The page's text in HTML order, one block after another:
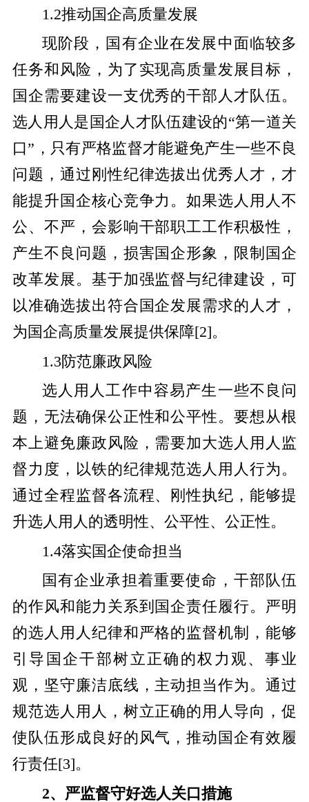
1.2推动国企高质量发展
现阶段，国有企业在发展中面临较多
任务和风险，为了实现高质量发展目标，
国企需要建设一支优秀的干部人才队伍。
选人用人是国企人才队伍建设的“第一道关
口”，只有严格监督才能避免产生一些不良
问题，通过刚性纪律选拔出优秀人才，才
能提升国企核心竞争力。如果选人用人不
公、不严，会影响干部职工工作积极性，
产生不良问题，损害国企形象，限制国企
改革发展。基于加强监督与纪律建设，可
以准确选拔出符合国企发展需求的人才，
为国企高质量发展提供保障[2] 。
1.3防范廉政风险
选人用人工作中容易产生一些不良问
题，无法确保公正性和公平性。要想从根
本上避免廉政风险，需要加大选人用人监
督力度，以铁的纪律规范选人用人行为。
通过全程监督各流程、刚性执纪，能够提
升选人用人的透明性、公平性、公正性。
1.4落实国企使命担当
国有企业承担着重要使命，干部队伍
的作风和能力关系到国企责任履行。严明
的选人用人纪律和严格的监督机制，能够
引导国企干部树立正确的权力观、事业
观，坚守廉洁底线，主动担当作为。通过
规范选人用人，树立正确的用人导向，促
使队伍形成良好的风气，推动国企有效履
行责任[3]。
2、 严监督守好选人关口措施